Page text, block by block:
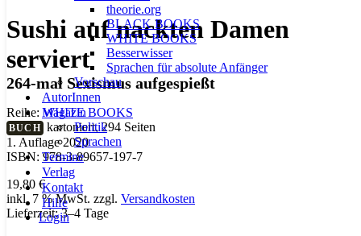
theorie.org
BLACK BOOKS
WHITE BOOKS
Besserwisser
Sprachen für absolute Anfänger
Vorschau
AutorInnen
Magazin
Politik
Sprachen
Termine
Verlag
Kontakt
Hilfe
Login
Sushi auf nackten Damen
serviert
264-mal Sexismus aufgespießt
Reihe:WHITE BOOKS
BUCH kartoniert, 294 Seiten
1. Auflage 2020
ISBN: 978-3-89657-197-7
19,80 €
inkl. 7 % MwSt. zzgl. Versandkosten
Lieferzeit:3–4 Tage